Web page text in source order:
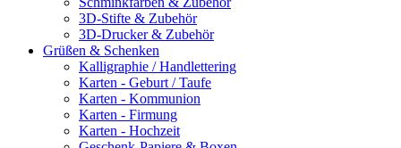
3D-Stifte & Zubehör
3D-Drucker & Zubehör
Grüßen & Schenken
Kalligraphie / Handlettering
Karten - Geburt / Taufe
Karten - Kommunion
Karten - Firmung
Karten - Hochzeit